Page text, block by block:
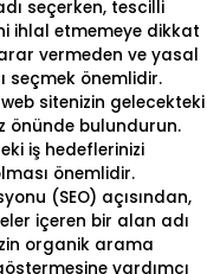
seçerken, tescilli
ihlal etmemeye dikkat
vermeden ve yasal
seçmek önemlidir.
sitenizin gelecekteki
önünde bulundurun.
iş hedeflerinizi
önemlidir.
(SEO) açısından,
içeren bir alan adı
organik arama
yardımcı